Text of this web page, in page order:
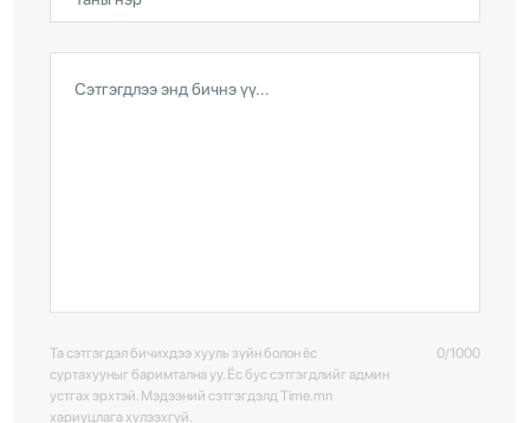
Та сэтгэгдэл бичихдээ хууль зүйн болон ёс
суртахууныг баримтална уу. Ёс бус сэтгэгдлийг админ
устгах эрхтэй. Мэдээний сэтгэгдэлд Time.mn
хариуцлага хүлээхгүй.
0/1000